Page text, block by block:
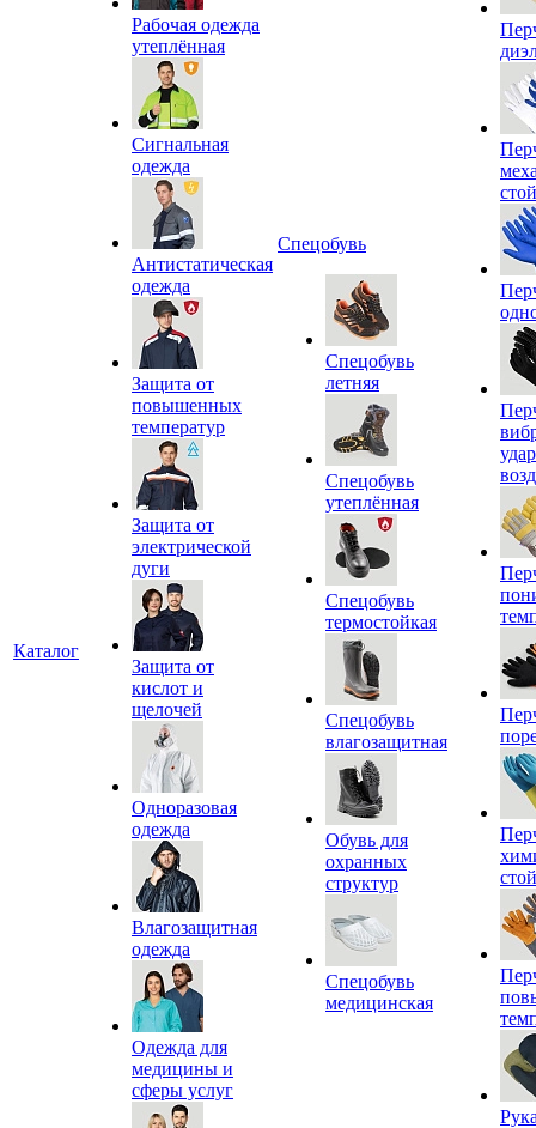
Каталог
Рабочая одежда
утеплённая
Сигнальная
одежда
Антистатическая
одежда
Защита от
повышенных
температур
Защита от
электрической
дуги
Защита от
кислот и
щелочей
Одноразовая
одежда
Влагозащитная
одежда
Одежда для
медицины и
сферы услуг
Спецобувь
Спецобувь
летняя
Спецобувь
утеплённая
Спецобувь
термостойкая
Спецобувь
влагозащитная
Обувь для
охранных
структур
Спецобувь
медицинская